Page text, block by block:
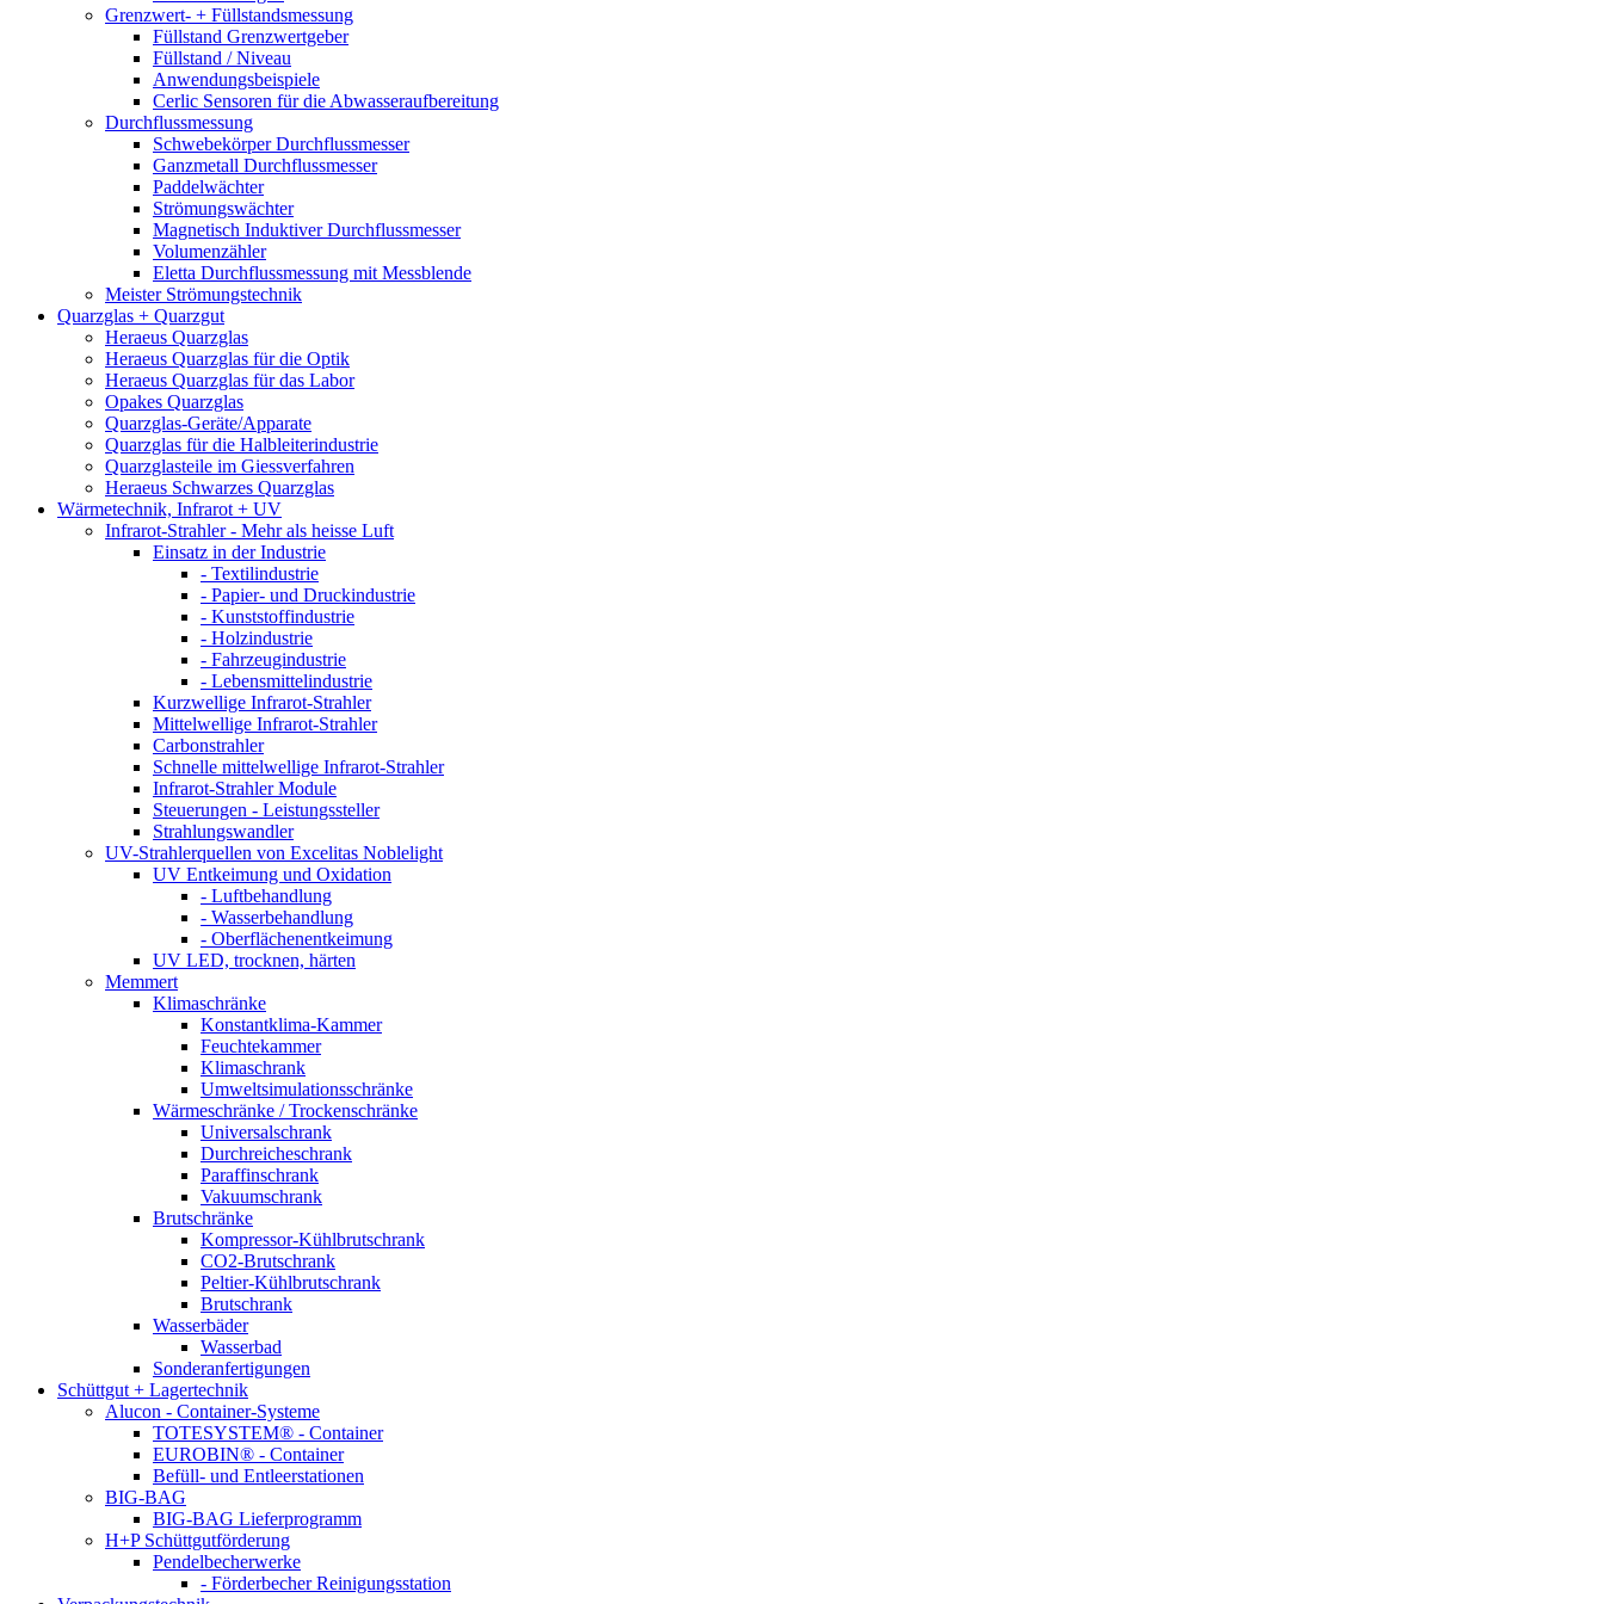
Grenzwert- + Füllstandsmessung
Füllstand Grenzwertgeber
Füllstand / Niveau
Anwendungsbeispiele
Cerlic Sensoren für die Abwasseraufbereitung
Durchflussmessung
Schwebekörper Durchflussmesser
Ganzmetall Durchflussmesser
Paddelwächter
Strömungswächter
Magnetisch Induktiver Durchflussmesser
Volumenzähler
Eletta Durchflussmessung mit Messblende
Meister Strömungstechnik
Quarzglas + Quarzgut
Heraeus Quarzglas
Heraeus Quarzglas für die Optik
Heraeus Quarzglas für das Labor
Opakes Quarzglas
Quarzglas-Geräte/Apparate
Quarzglas für die Halbleiterindustrie
Quarzglasteile im Giessverfahren
Heraeus Schwarzes Quarzglas
Wärmetechnik, Infrarot + UV
Infrarot-Strahler - Mehr als heisse Luft
Einsatz in der Industrie
- Textilindustrie
- Papier- und Druckindustrie
- Kunststoffindustrie
- Holzindustrie
- Fahrzeugindustrie
- Lebensmittelindustrie
Kurzwellige Infrarot-Strahler
Mittelwellige Infrarot-Strahler
Carbonstrahler
Schnelle mittelwellige Infrarot-Strahler
Infrarot-Strahler Module
Steuerungen - Leistungssteller
Strahlungswandler
UV-Strahlerquellen von Excelitas Noblelight
UV Entkeimung und Oxidation
- Luftbehandlung
- Wasserbehandlung
- Oberflächenentkeimung
UV LED, trocknen, härten
Memmert
Klimaschränke
Konstantklima-Kammer
Feuchtekammer
Klimaschrank
Umweltsimulationsschränke
Wärmeschränke / Trockenschränke
Universalschrank
Durchreicheschrank
Paraffinschrank
Vakuumschrank
Brutschränke
Kompressor-Kühlbrutschrank
CO2-Brutschrank
Peltier-Kühlbrutschrank
Brutschrank
Wasserbäder
Wasserbad
Sonderanfertigungen
Schüttgut + Lagertechnik
Alucon - Container-Systeme
TOTESYSTEM® - Container
EUROBIN® - Container
Befüll- und Entleerstationen
BIG-BAG
BIG-BAG Lieferprogramm
H+P Schüttgutförderung
Pendelbecherwerke
- Förderbecher Reinigungsstation